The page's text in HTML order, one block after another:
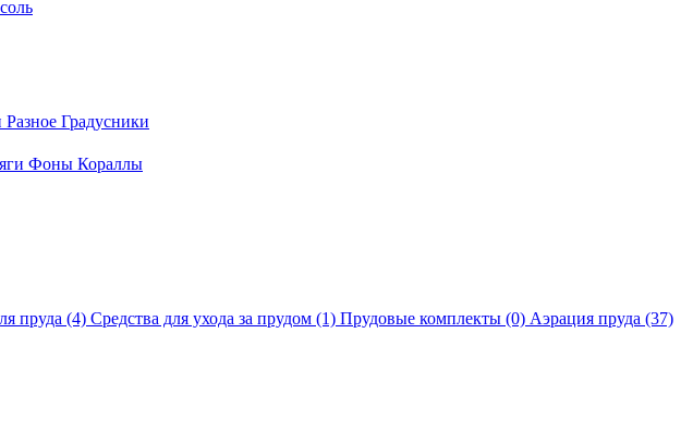
Разное Градусники
Фоны Кораллы
пруда (4) Средства для ухода за прудом (1) Прудовые комплекты (0) Аэрация пруда (37)